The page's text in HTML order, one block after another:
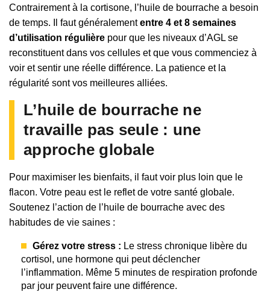
Contrairement à la cortisone, l’huile de bourrache a besoin
de temps. Il faut généralemententre 4 et 8 semaines
d’utilisation régulière pour que les niveaux d’AGL se
reconstituent dans vos cellules et que vous commenciez à
voir et sentir une réelle différence. La patience et la
régularité sont vos meilleures alliées.
L’huile de bourrache ne
travaille pas seule : une
approche globale
Pour maximiser les bienfaits, il faut voir plus loin que le
flacon. Votre peau est le reflet de votre santé globale.
Soutenez l’action de l’huile de bourrache avec des
habitudes de vie saines :
Gérez votre stress : Le stress chronique libère du
cortisol, une hormone qui peut déclencher
l’inflammation. Même 5 minutes de respiration profonde
par jour peuvent faire une différence.